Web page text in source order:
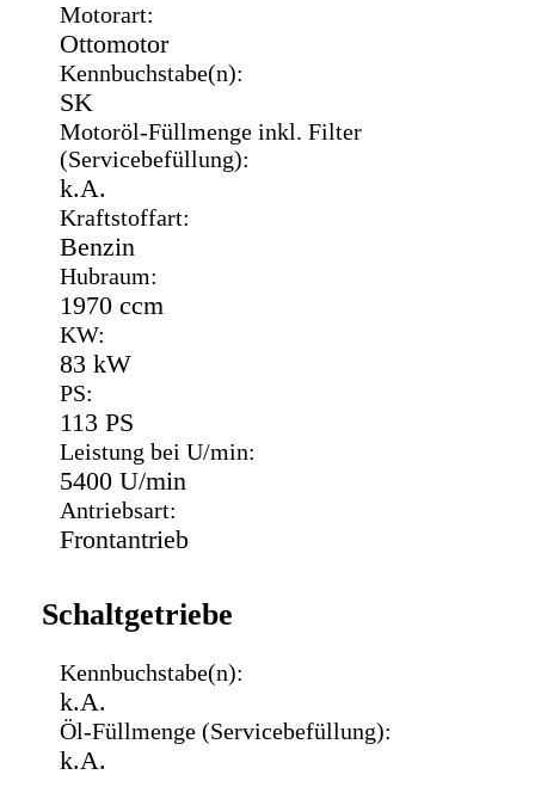
Motorart:
Ottomotor
Kennbuchstabe(n):
SK
Motoröl-Füllmenge inkl. Filter
(Servicebefüllung):
k.A.
Kraftstoffart:
Benzin
Hubraum:
1970 ccm
KW:
83 kW
PS:
113 PS
Leistung bei U/min:
5400 U/min
Antriebsart:
Frontantrieb
Schaltgetriebe
Kennbuchstabe(n):
k.A.
Öl-Füllmenge (Servicebefüllung):
k.A.